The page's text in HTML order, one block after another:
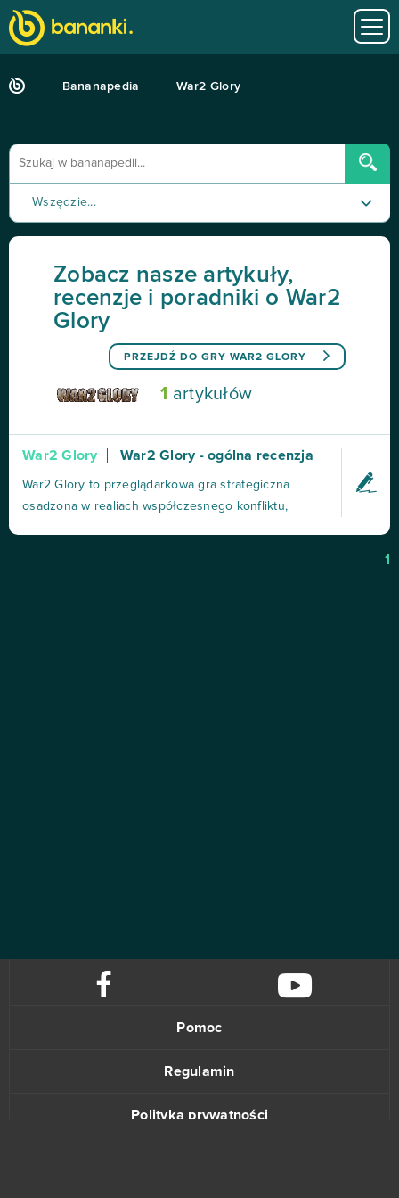
Bananapedia War2 Glory
Wszędzie...
Recenzja
Tutorial
Zobacz nasze artykuły,
recenzje i poradniki o War2
Glory
PRZEJDŹ DO GRY WAR2 GLORY
1 artykułów
War2 Glory War2 Glory - ogólna recenzja
War2 Glory to przeglądarkowa gra strategiczna
osadzona w realiach współczesnego konfliktu,
1
Pomoc
Regulamin
Polityka prywatności